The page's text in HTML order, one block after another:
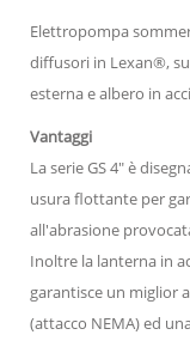
Elettropompa
diffusori in Lexan®,
esterna e albero in
Vantaggi
La serie GS 4" è
usura flottante per
all'abrasione
Inoltre la lanterna in
garantisce un miglior
(attacco NEMA) ed